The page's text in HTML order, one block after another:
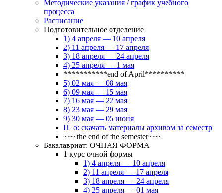
Методические указания / график учебного
процесса
Расписание
Подготовительное отделение
1) 4 апреля — 10 апреля
2) 11 апреля — 17 апреля
3) 18 апреля — 24 апреля
4) 25 апреля — 1 мая
***********end of April**********
5) 02 мая — 08 мая
6) 09 мая — 15 мая
7) 16 мая — 22 мая
8) 23 мая — 29 мая
9) 30 мая — 05 июня
П_о: скачать материалы архивом за семестр
~~~the end of the semester~~~
Бакалавриат: ОЧНАЯ ФОРМА
1 курс очной формы
1) 4 апреля — 10 апреля
2) 11 апреля — 17 апреля
3) 18 апреля — 24 апреля
4) 25 апреля — 01 мая